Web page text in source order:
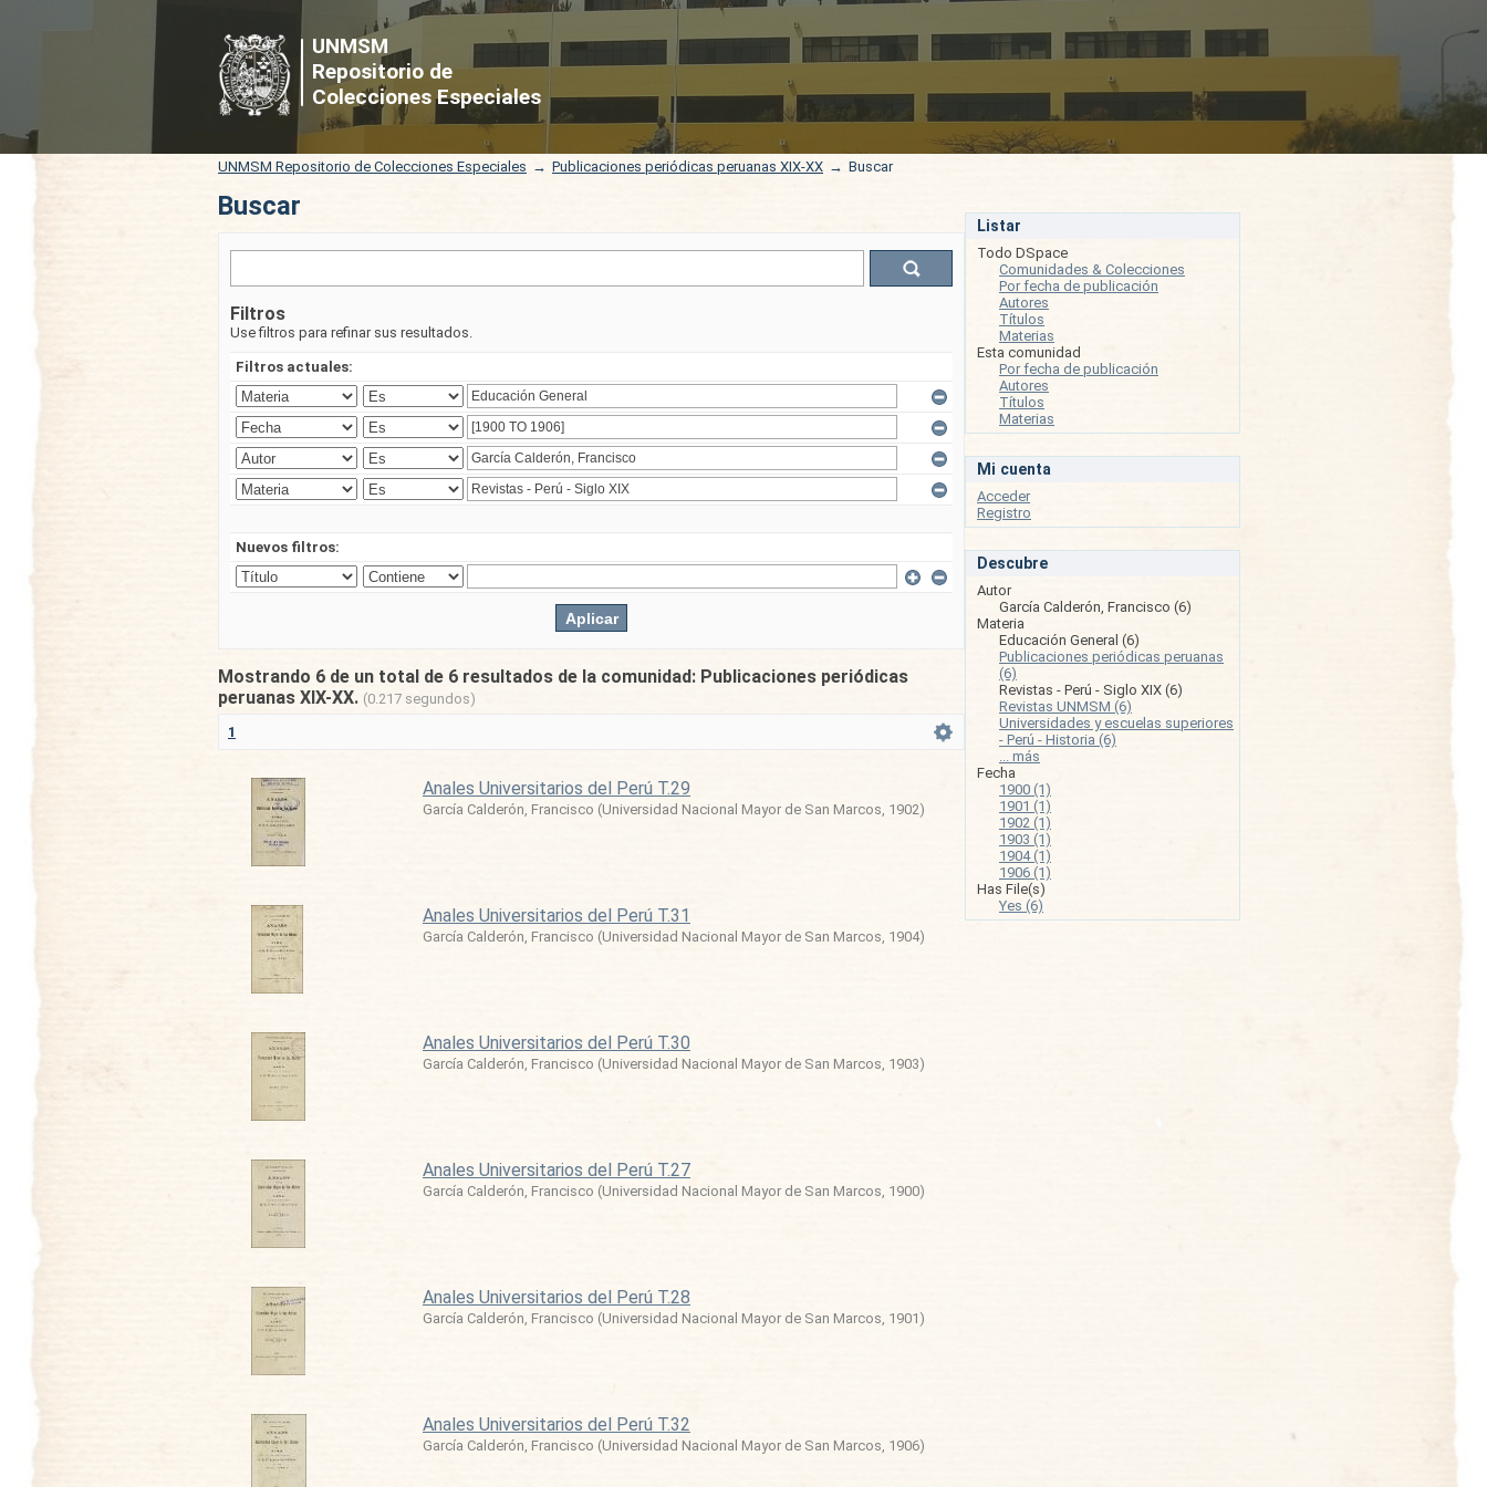
UNMSM
Repositorio de
Colecciones Especiales
Buscar
UNMSM Repositorio de Colecciones Especiales → Publicaciones periódicas peruanas XIX-XX → Buscar
Buscar
Filtros
Use filtros para refinar sus resultados.
Filtros actuales:
Nuevos filtros:
Mostrando 6 de un total de 6 resultados de la comunidad: Publicaciones periódicas
peruanas XIX-XX. (0.217 segundos)
1
Anales Universitarios del Perú T.29
García Calderón, Francisco (Universidad Nacional Mayor de San Marcos, 1902)
Anales Universitarios del Perú T.31
García Calderón, Francisco (Universidad Nacional Mayor de San Marcos, 1904)
Anales Universitarios del Perú T.30
García Calderón, Francisco (Universidad Nacional Mayor de San Marcos, 1903)
Anales Universitarios del Perú T.27
García Calderón, Francisco (Universidad Nacional Mayor de San Marcos, 1900)
Anales Universitarios del Perú T.28
García Calderón, Francisco (Universidad Nacional Mayor de San Marcos, 1901 )
Anales Universitarios del Perú T.32
García Calderón, Francisco (Universidad Nacional Mayor de San Marcos, 1906)
Listar
Todo DSpace
Comunidades & Colecciones
Por fecha de publicación
Autores
Títulos
Materias
Esta comunidad
Por fecha de publicación
Autores
Títulos
Materias
Mi cuenta
Acceder
Registro
Descubre
Autor
García Calderón, Francisco (6)
Materia
Educación General (6)
Publicaciones periódicas peruanas
(6)
Revistas - Perú - Siglo XIX (6)
Revistas UNMSM (6)
Universidades y escuelas superiores
- Perú - Historia (6)
... más
Fecha
1900 (1)
1901 (1)
1902 (1)
1903 (1)
1904 (1)
1906 (1)
Has File(s)
Yes (6)